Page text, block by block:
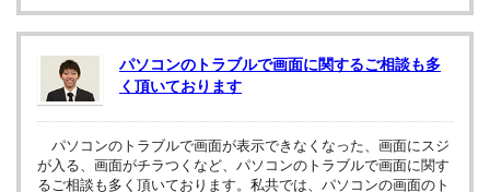
パソコンのトラブルで画面に関するご相談も多
く頂いております
パソコンのトラブルで画面が表示できなくなった、画面にスジ
が入る、画面がチラつくなど、パソコンのトラブルで画面に関す
るご相談も多く頂いております。私共では、パソコンの画面のト